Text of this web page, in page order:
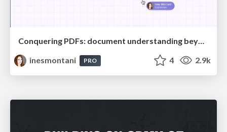
Conquering PDFs: document understanding beyond plain text
inesmontani
PRO 4 2.9k